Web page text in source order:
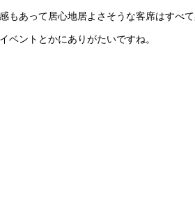
もあって居心地居よさそうな客席はすべ
ベントとかにありがたいですね。